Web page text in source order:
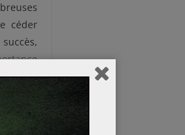
céder